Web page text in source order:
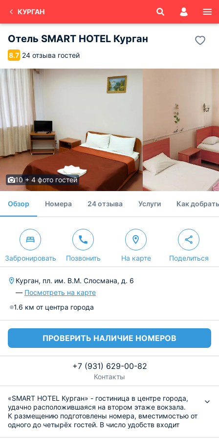
КУРГАН
Отель SMART HOTEL Курган
8.7 24 отзыва гостей
10 + 4 фото гостей
Обзор Номера 24 отзыва Услуги Как
Забронировать Позвонить На карте Поделиться
Курган, пл. им. В.М. Слосмана, д. 6
— Посмотреть на карте
1.6 км от центра города
ПРОВЕРИТЬ НАЛИЧИЕ НОМЕРОВ
+7 (931) 629-00-82
Контакты
«SMART HOTEL Курган» - гостиница в центре города,
удачно расположившаяся на втором этаже вокзала.
К размещению подготовлены номера, вместимостью от
одного до четырёх гостей. В число удобств входит